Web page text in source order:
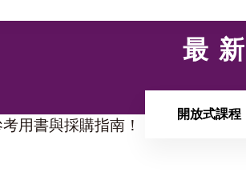
最
開放式課程
用書與採購指南！